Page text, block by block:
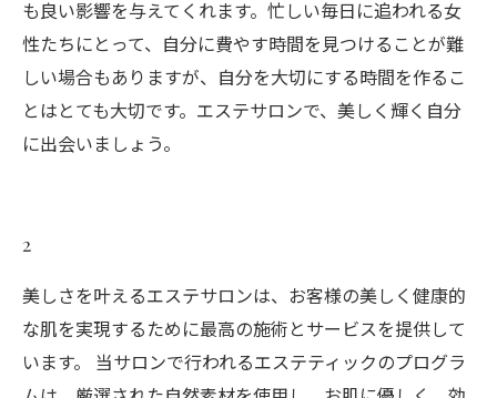
も良い影響を与えてくれます。忙しい毎日に追われる女
性たちにとって、自分に費やす時間を見つけることが難
しい場合もありますが、自分を大切にする時間を作るこ
とはとても大切です。エステサロンで、美しく輝く自分
に出会いましょう。
2
美しさを叶えるエステサロンは、お客様の美しく健康的
な肌を実現するために最高の施術とサービスを提供して
います。 当サロンで行われるエステティックのプログラ